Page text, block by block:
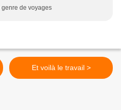
de voyages
Et voilà le travail >